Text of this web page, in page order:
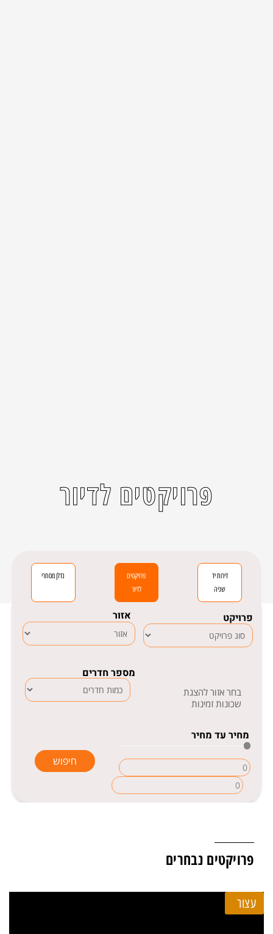
פרויקטים לדיור
דירות יד
שניה
פרויקטים
לדיור
נדלן מסחרי
פרויקט אזור
בחר אזור להצגת
שכונות זמינות
מספר חדרים
מחיר עד מחיר
חיפוש
פרויקטים נבחרים
עצור